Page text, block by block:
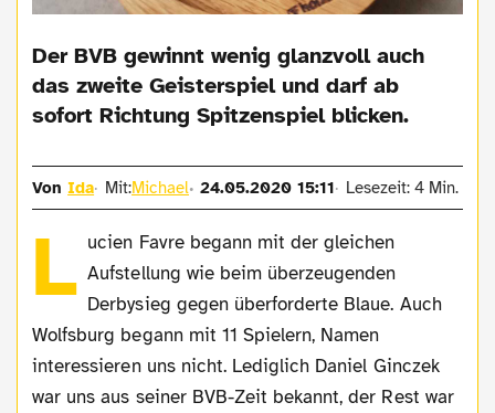
Der BVB gewinnt wenig glanzvoll auch
das zweite Geisterspiel und darf ab
sofort Richtung Spitzenspiel blicken.
VonIda Mit:Michael 24.05.2020 15:11 Lesezeit: 4 Min.
L ucien Favre begann mit der gleichen
Aufstellung wie beim überzeugenden
Derbysieg gegen überforderte Blaue. Auch
Wolfsburg begann mit 11 Spielern, Namen
interessieren uns nicht. Lediglich Daniel Ginczek
war uns aus seiner BVB-Zeit bekannt, der Rest war